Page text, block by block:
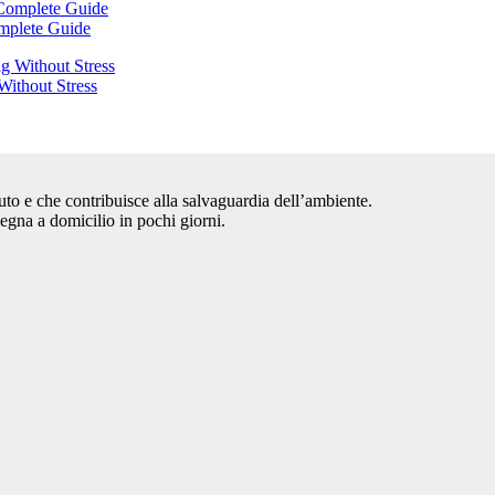
Guide
Stress
e che contribuisce alla salvaguardia dell’ambiente.
a domicilio in pochi giorni.